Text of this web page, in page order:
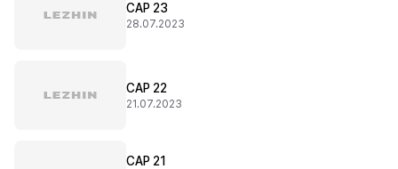
CAP 23
28.07.2023
CAP 22
21.07.2023
CAP 21